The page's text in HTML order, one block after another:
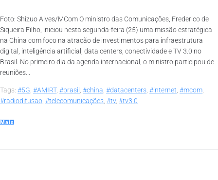
Foto: Shizuo Alves/MCom O ministro das Comunicações, Frederico de
Siqueira Filho, iniciou nesta segunda-feira (25) uma missão estratégica
na China com foco na atração de investimentos para infraestrutura
digital, inteligência artificial, data centers, conectividade e TV 3.0 no
Brasil. No primeiro dia da agenda internacional, o ministro participou de
reuniões...
Tags: #5G, #AMIRT, #brasil , #china, #datacenters, #internet, #mcom,
#radiodifusao, #telecomunicações, #tv, #tv3.0
Mais